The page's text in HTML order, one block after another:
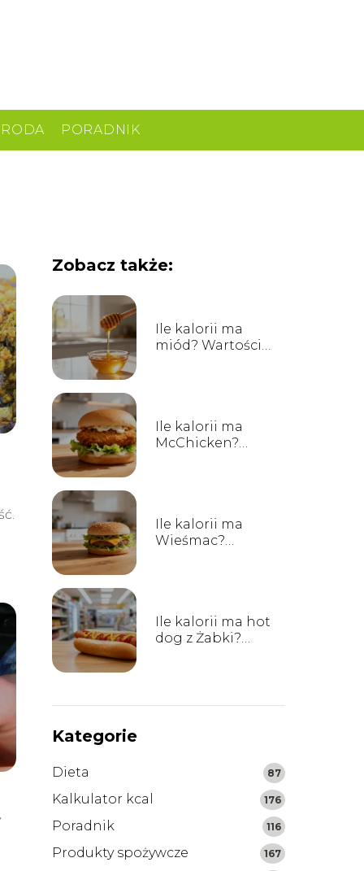
PORADNIK
Zobacz także:
Ile kalorii ma
miód? Wartości
Ile kalorii ma
McChicken?
Ile kalorii ma
Wieśmac?
Ile kalorii ma hot
dog z Żabki?
Kategorie
Dieta 87
Kalkulator kcal 176
Poradnik 116
Produkty spożywcze 167